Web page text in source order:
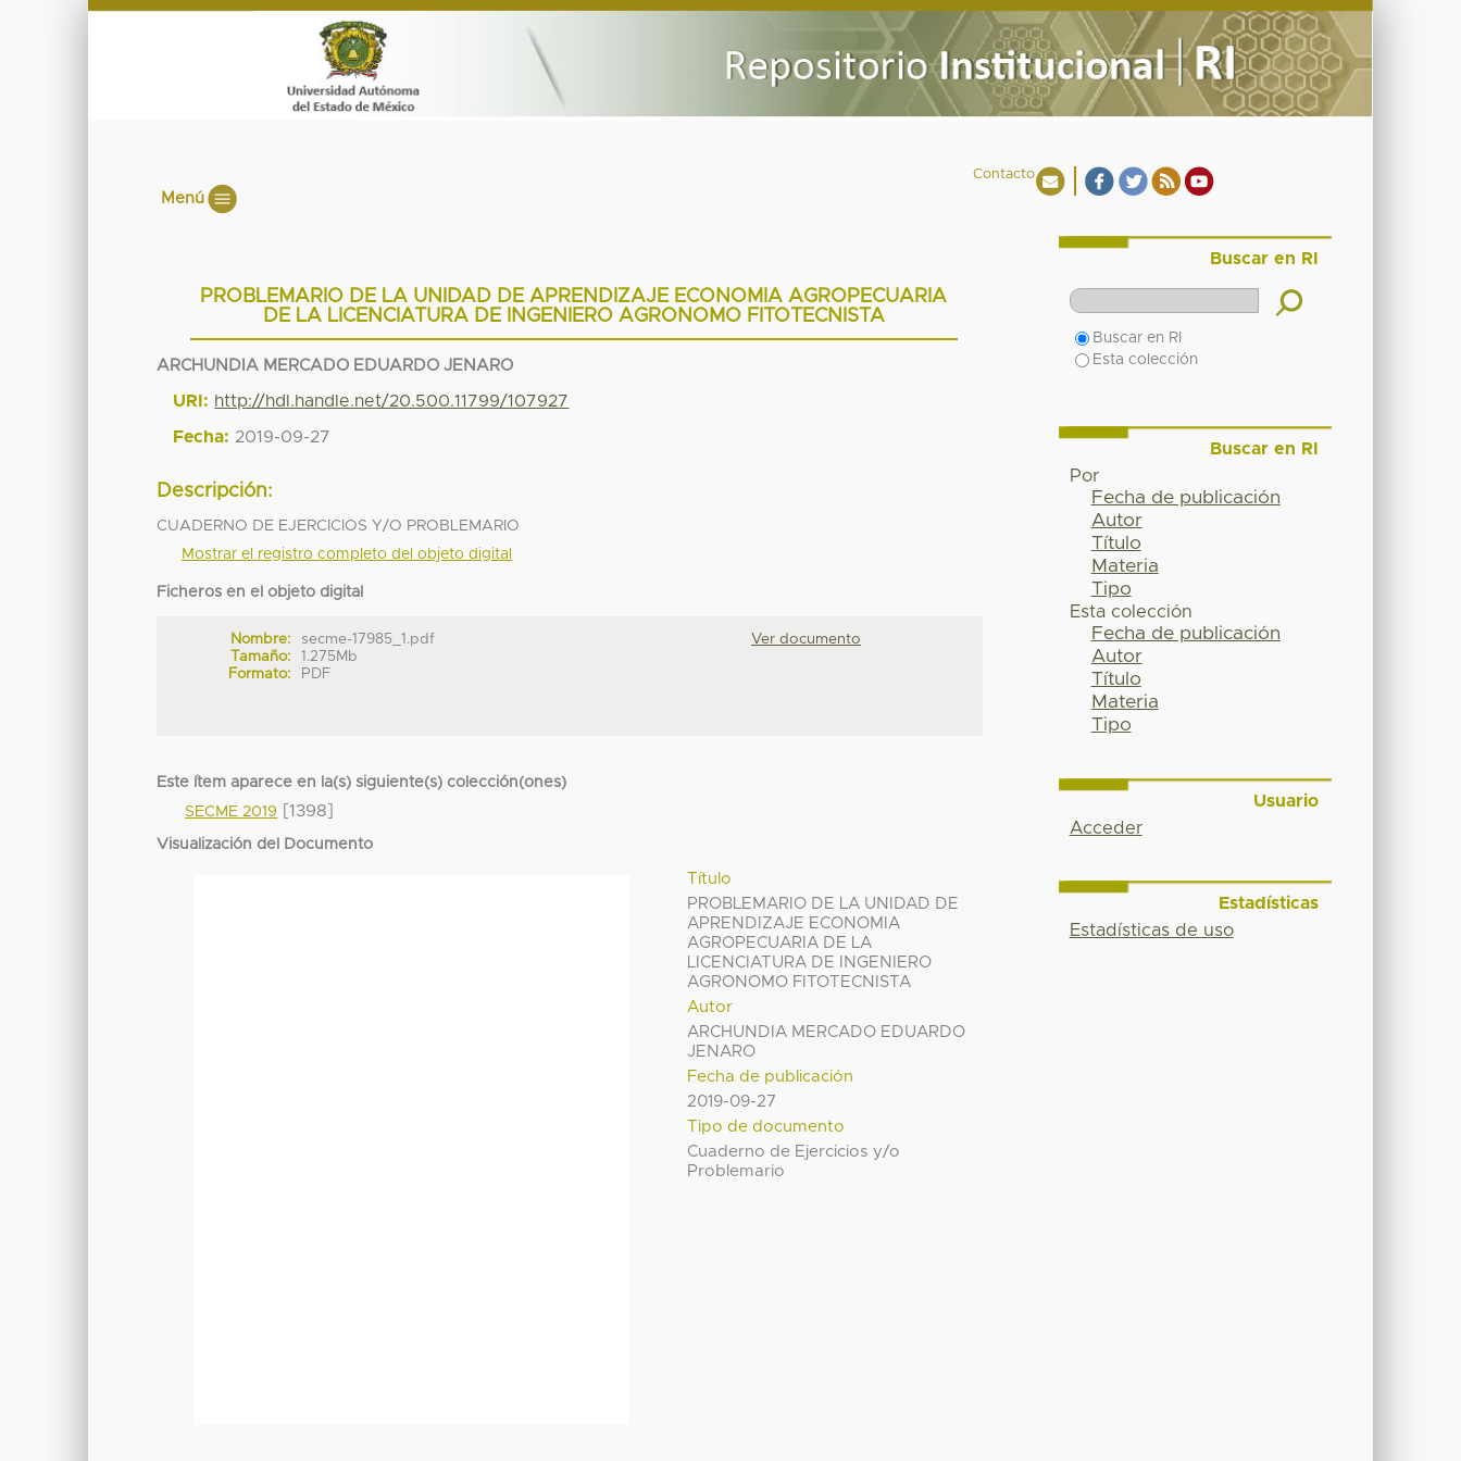
Contacto
Menú
PROBLEMARIO DE LA UNIDAD DE APRENDIZAJE ECONOMIA AGROPECUARIA
DE LA LICENCIATURA DE INGENIERO AGRONOMO FITOTECNISTA
ARCHUNDIA MERCADO EDUARDO JENARO
URI: http://hdl.handle.net/20.500.11799/107927
Fecha: 2019-09-27
Descripción:
CUADERNO DE EJERCICIOS Y/O PROBLEMARIO
Mostrar el registro completo del objeto digital
Ficheros en el objeto digital
Nombre:
secme-17985_1.pdf
Tamaño:
1.275Mb
Formato:
PDF
Ver documento
Este ítem aparece en la(s) siguiente(s) colección(ones)
SECME 2019
[1398]
Visualización del Documento
Título
PROBLEMARIO DE LA UNIDAD DE
APRENDIZAJE ECONOMIA
AGROPECUARIA DE LA
LICENCIATURA DE INGENIERO
AGRONOMO FITOTECNISTA
Autor
ARCHUNDIA MERCADO EDUARDO
JENARO
Fecha de publicación
2019-09-27
Tipo de documento
Cuaderno de Ejercicios y/o
Problemario
Buscar en RI
Buscar en RI
Esta colección
Buscar en RI
Por
Fecha de publicación
Autor
Título
Materia
Tipo
Esta colección
Fecha de publicación
Autor
Título
Materia
Tipo
Usuario
Acceder
Estadísticas
Estadísticas de uso